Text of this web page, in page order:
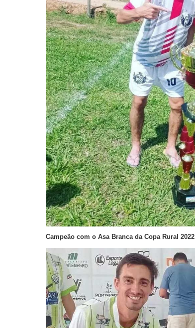
Campeão com o Asa Branca da Copa Rural 2022